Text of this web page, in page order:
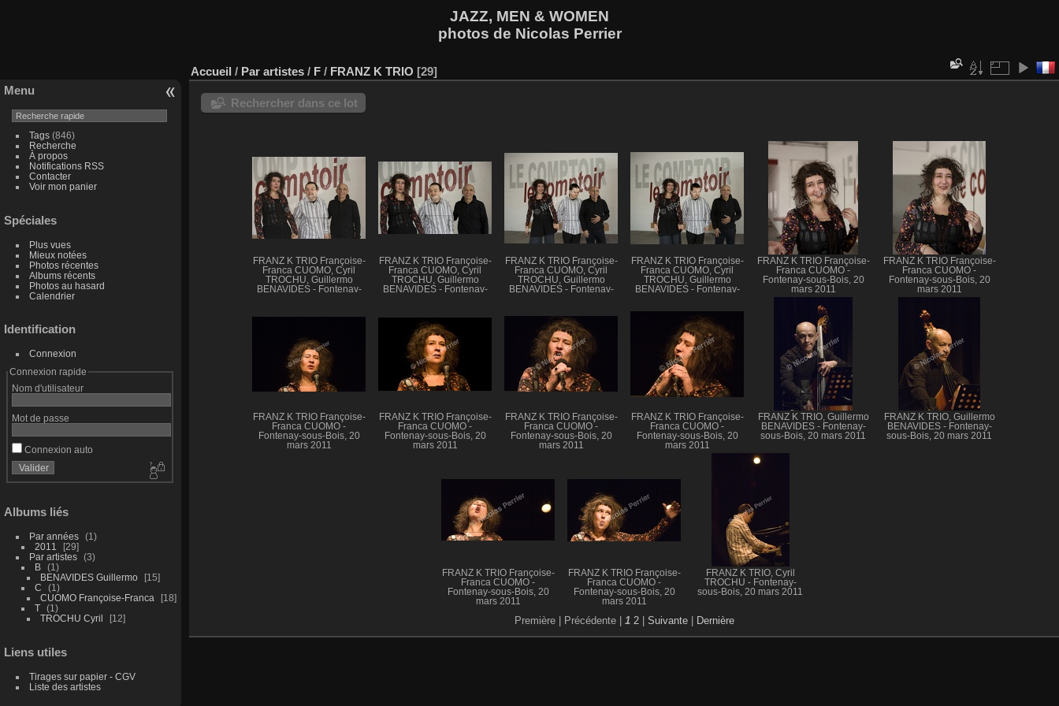
JAZZ, MEN & WOMEN
photos de Nicolas Perrier
Menu
Tags(846)
Recherche
À propos
Notifications RSS
Contacter
Voir mon panier
Spéciales
Plus vues
Mieux notées
Photos récentes
Albums récents
Photos au hasard
Calendrier
Identification
Connexion
Connexion rapide
Nom d'utilisateur
Mot de passe
Connexion auto
Albums liés
Par années
1
2011
29
Par artistes
3
B
1
BENAVIDES Guillermo
15
C
1
CUOMO Françoise-Franca
18
T
1
TROCHU Cyril
12
Liens utiles
Tirages sur papier - CGV
Liste des artistes
Accueil / Par artistes / F / FRANZ K TRIO 29
Rechercher dans ce lot
FRANZ K TRIO Françoise-
Franca CUOMO, Cyril
TROCHU, Guillermo
BENAVIDES - Fontenay-
FRANZ K TRIO Françoise-
Franca CUOMO, Cyril
TROCHU, Guillermo
BENAVIDES - Fontenay-
FRANZ K TRIO Françoise-
Franca CUOMO, Cyril
TROCHU, Guillermo
BENAVIDES - Fontenay-
FRANZ K TRIO Françoise-
Franca CUOMO, Cyril
TROCHU, Guillermo
BENAVIDES - Fontenay-
FRANZ K TRIO Françoise-
Franca CUOMO -
Fontenay-sous-Bois, 20
mars 2011
FRANZ K TRIO Françoise-
Franca CUOMO -
Fontenay-sous-Bois, 20
mars 2011
FRANZ K TRIO Françoise-
Franca CUOMO -
Fontenay-sous-Bois, 20
mars 2011
FRANZ K TRIO Françoise-
Franca CUOMO -
Fontenay-sous-Bois, 20
mars 2011
FRANZ K TRIO Françoise-
Franca CUOMO -
Fontenay-sous-Bois, 20
mars 2011
FRANZ K TRIO Françoise-
Franca CUOMO -
Fontenay-sous-Bois, 20
mars 2011
FRANZ K TRIO, Guillermo
BENAVIDES - Fontenay-
sous-Bois, 20 mars 2011
FRANZ K TRIO, Guillermo
BENAVIDES - Fontenay-
sous-Bois, 20 mars 2011
FRANZ K TRIO Françoise-
Franca CUOMO -
Fontenay-sous-Bois, 20
mars 2011
FRANZ K TRIO Françoise-
Franca CUOMO -
Fontenay-sous-Bois, 20
mars 2011
FRANZ K TRIO, Cyril
TROCHU - Fontenay-
sous-Bois, 20 mars 2011
Première | Précédente | 1 2 Suivante Dernière